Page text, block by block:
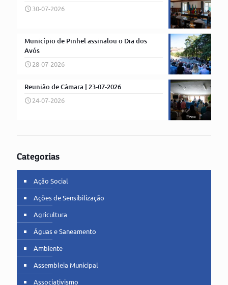
30-07-2026
Município de Pinhel assinalou o Dia dos
Avós
28-07-2026
Reunião de Câmara | 23-07-2026
24-07-2026
Categorias
Ação Social
Ações de Sensibilização
Agricultura
Águas e Saneamento
Ambiente
Assembleia Municipal
Associativismo